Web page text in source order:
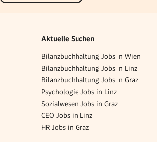
Aktuelle Suchen
Bilanzbuchhaltung Jobs in Wien
Bilanzbuchhaltung Jobs in Linz
Bilanzbuchhaltung Jobs in Graz
Psychologie Jobs in Linz
Sozialwesen Jobs in Graz
CEO Jobs in Linz
HR Jobs in Graz